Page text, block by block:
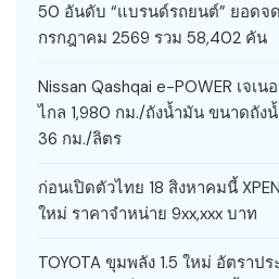
50 อันดับ “แบรนด์รถยนต์” ยอดจ
กรกฎาคม 2569 รวม 58,402 คัน
Nissan Qashqai e-POWER เจเ
ไกล 1,980 กม./ถังน้ำมัน ขนาดถัง
36 กม./ลิตร
ก่อนเปิดตัวไทย 18 สิงหาคมนี้
ใหม่ ราคาจำหน่าย 9xx,xxx บาท
TOYOTA ขุมพลัง 1.5 ใหม่ อัตราป